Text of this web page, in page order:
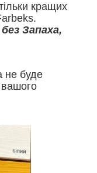
кращих
Запаха,
не буде